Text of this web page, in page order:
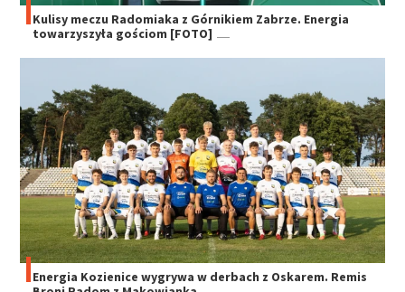
Kulisy meczu Radomiaka z Górnikiem Zabrze. Energia
towarzyszyła gościom [FOTO]
Energia Kozienice wygrywa w derbach z Oskarem. Remis